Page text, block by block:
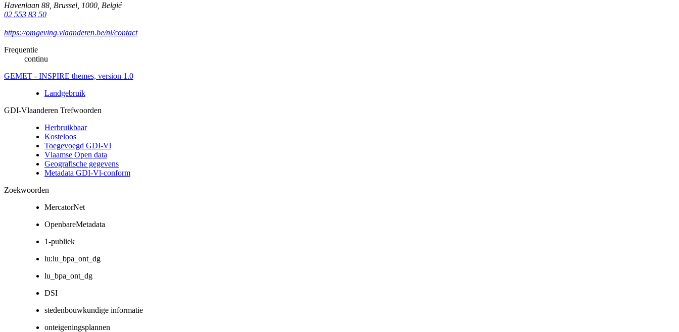
Havenlaan 88 Brussel 1000 België
02 553 83 50
https://omgeving.vlaanderen.be/nl/contact
Frequentie
continu
GEMET - INSPIRE themes, version 1.0
Landgebruik
GDI-Vlaanderen Trefwoorden
Herbruikbaar
Kosteloos
Toegevoegd GDI-Vl
Vlaamse Open data
Geografische gegevens
Metadata GDI-Vl-conform
Zoekwoorden
MercatorNet
OpenbareMetadata
1-publiek
lu:lu_bpa_ont_dg
lu_bpa_ont_dg
DSI
stedenbouwkundige informatie
onteigeningsplannen